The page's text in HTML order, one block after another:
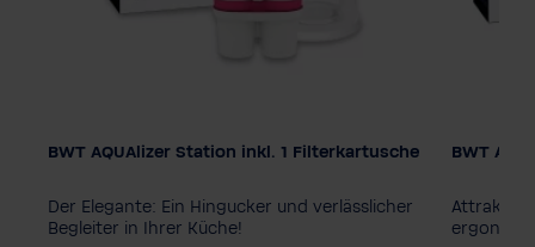
BWT AQUAlizer Station inkl. 1 Filterkartusche
Der Elegante: Ein Hingucker und verlässlicher
Begleiter in Ihrer Küche!
Farbe
BWT